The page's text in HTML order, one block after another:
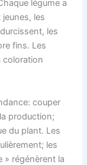
légume a
les
les
fins. Les
coloration
couper
production;
du plant. Les
les
» régénèrent la